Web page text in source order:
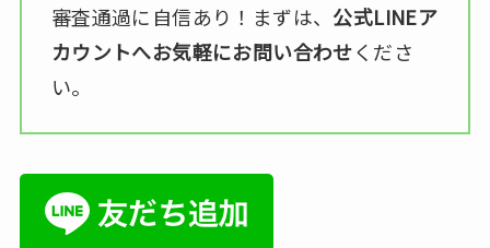
審査通過に自信あり！まずは、 公式LINEア
カウントへお気軽にお問い合わせくださ
い。